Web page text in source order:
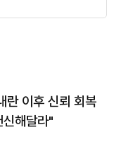
란 이후 신뢰 회복
해달라"